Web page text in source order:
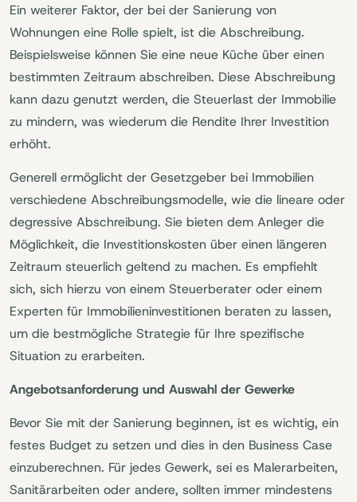
Ein weiterer Faktor, der bei der Sanierung von
Wohnungen eine Rolle spielt, ist die Abschreibung.
Beispielsweise können Sie eine neue Küche über einen
bestimmten Zeitraum abschreiben. Diese Abschreibung
kann dazu genutzt werden, die Steuerlast der Immobilie
zu mindern, was wiederum die Rendite Ihrer Investition
erhöht.
Generell ermöglicht der Gesetzgeber bei Immobilien
verschiedene Abschreibungsmodelle, wie die lineare oder
degressive Abschreibung. Sie bieten dem Anleger die
Möglichkeit, die Investitionskosten über einen längeren
Zeitraum steuerlich geltend zu machen. Es empfiehlt
sich, sich hierzu von einem Steuerberater oder einem
Experten für Immobilieninvestitionen beraten zu lassen,
um die bestmögliche Strategie für Ihre spezifische
Situation zu erarbeiten.
Angebotsanforderung und Auswahl der Gewerke
Bevor Sie mit der Sanierung beginnen, ist es wichtig, ein
festes Budget zu setzen und dies in den Business Case
einzuberechnen. Für jedes Gewerk, sei es Malerarbeiten,
Sanitärarbeiten oder andere, sollten immer mindestens